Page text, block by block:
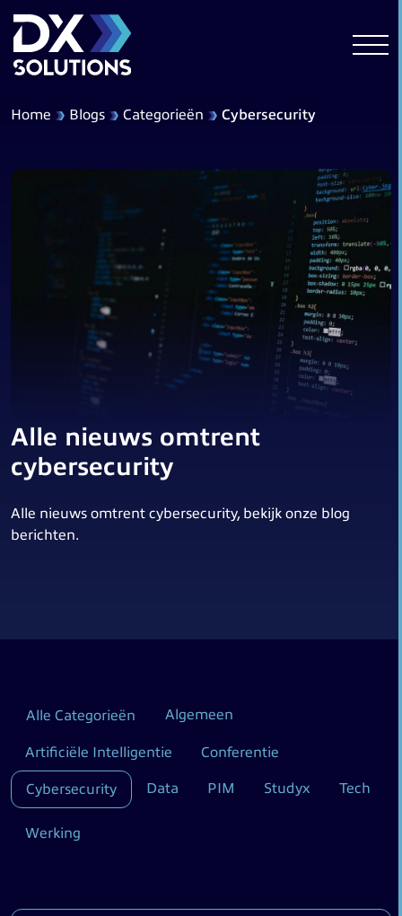
Home Blogs Categorieën Cybersecurity
Alle nieuws omtrent
cybersecurity
Alle nieuws omtrent cybersecurity, bekijk onze blog
berichten.
Alle Categorieën Algemeen
Artificiële Intelligentie Conferentie
Cybersecurity Data PIM Studyx Tech
Werking